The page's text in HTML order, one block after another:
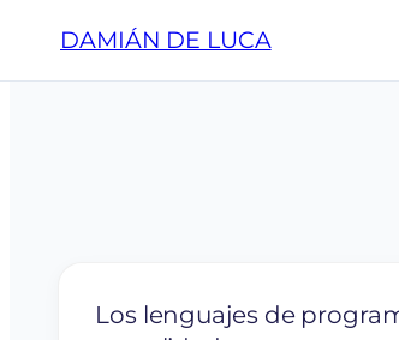
DAMIÁN DE LUCA
Los lenguajes de